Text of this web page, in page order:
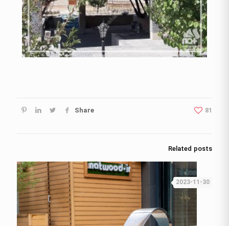
Share 81
Related posts
2023-11-30